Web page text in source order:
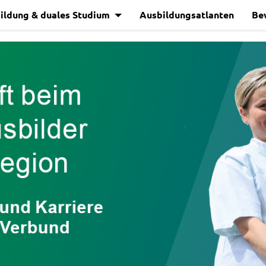
& duales Studium Ausbildungsatlanten